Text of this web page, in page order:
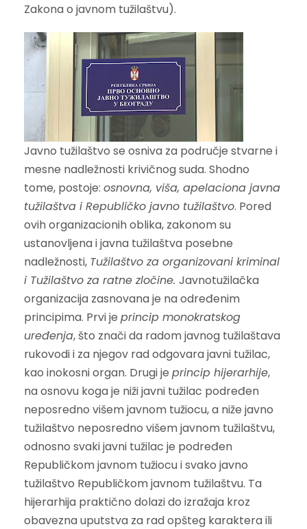
Zakona o javnom tužilaštvu).
Javno tužilaštvo se osniva za područje stvarne i
mesne nadležnosti krivičnog suda. Shodno
tome, postoje: osnovna, viša, apelaciona javna
tužilaštva i Republičko javno tužilaštvo. Pored
ovih organizacionih oblika, zakonom su
ustanovljena i javna tužilaštva posebne
nadležnosti, Tužilaštvo za organizovani kriminal
i Tužilaštvo za ratne zločine. Javnotužilačka
organizacija zasnovana je na određenim
principima. Prvi je princip monokratskog
uređenja, što znači da radom javnog tužilaštava
rukovodi i za njegov rad odgovara javni tužilac,
kao inokosni organ. Drugi je princip hijerarhije,
na osnovu koga je niži javni tužilac podređen
neposredno višem javnom tužiocu, a niže javno
tužilaštvo neposredno višem javnom tužilaštvu,
odnosno svaki javni tužilac je podređen
Republičkom javnom tužiocu i svako javno
tužilaštvo Republičkom javnom tužilaštvu. Ta
hijerarhija praktično dolazi do izražaja kroz
obavezna uputstva za rad opšteg karaktera ili